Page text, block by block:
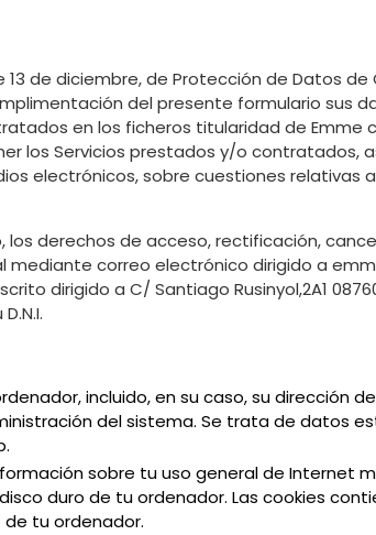
13 de diciembre, de Protección de Datos
del presente formulario sus
en los ficheros titularidad de Emme
los Servicios prestados y/o contratados,
electrónicos, sobre cuestiones relativas
derechos de acceso, rectificación,
mediante correo electrónico dirigido a
dirigido a C/ Santiago Rusinyol,2A1
incluido, en su caso, su dirección
del sistema. Se trata de datos
sobre tu uso general de Internet
duro de tu ordenador. Las cookies
tu ordenador.